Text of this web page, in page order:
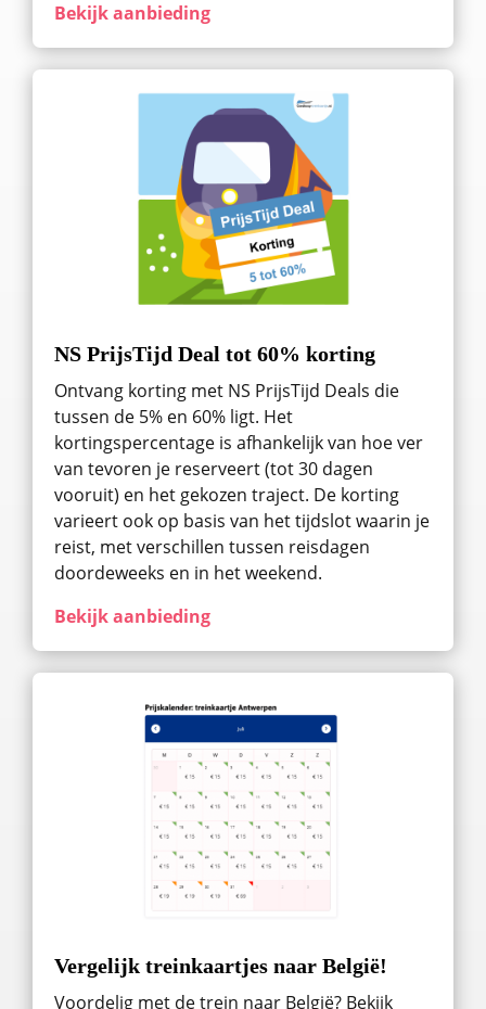
Bekijk aanbieding
NS PrijsTijd Deal tot 60% korting
Ontvang korting met NS PrijsTijd Deals die
tussen de 5% en 60% ligt. Het
kortingspercentage is afhankelijk van hoe ver
van tevoren je reserveert (tot 30 dagen
vooruit) en het gekozen traject. De korting
varieert ook op basis van het tijdslot waarin je
reist, met verschillen tussen reisdagen
doordeweeks en in het weekend.
Bekijk aanbieding
Vergelijk treinkaartjes naar België!
Voordelig met de trein naar België? Bekijk